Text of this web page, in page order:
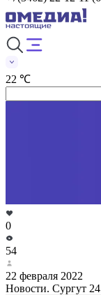
22 ℃
0
54
22 февраля 2022
Новости. Сургут